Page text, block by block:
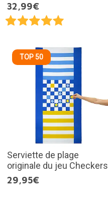
32,99€
TOP 50
Serviette de plage
originale du jeu Checkers
29,95€